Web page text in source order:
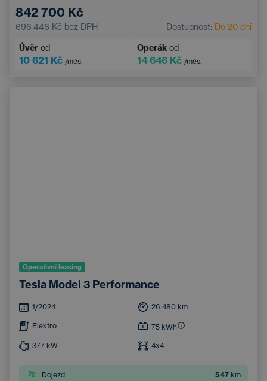
Adaptivní tempomat
842 700 Kč
696 446 Kč bez DPH Dostupnost: Do 20 dní
Úvěr od
10 621 Kč /měs.
Operák od
14 646 Kč /měs.
Operativní leasing
Tesla Model 3 Performance
1/2024 26 480 km
Elektro 75 kWh
377 kW 4x4
Dojezd 547 km